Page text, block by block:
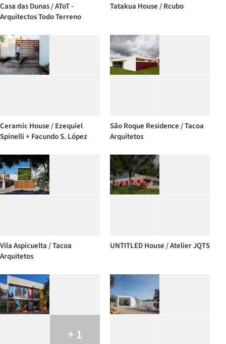
Casa das Dunas / AToT -
Arquitectos Todo Terreno
Tatakua House / Rcubo
Ceramic House / Ezequiel
Spinelli + Facundo S. López
São Roque Residence / Tacoa
Arquitetos
Vila Aspicuelta / Tacoa
Arquitetos
UNTITLED House / Atelier JQTS
+ 1